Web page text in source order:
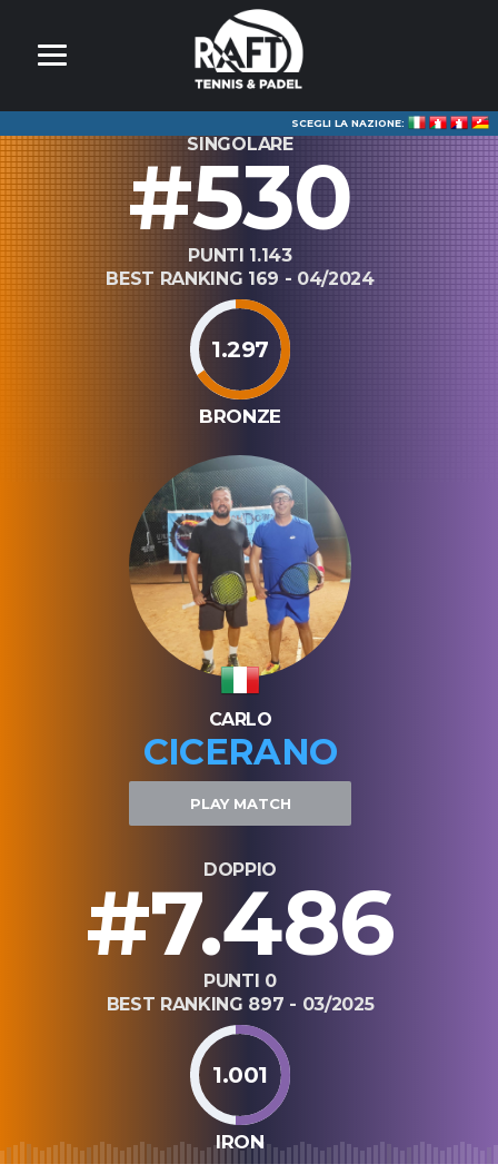
SCEGLI LA NAZIONE:
SINGOLARE
#530
PUNTI 1.143
BEST RANKING 169 - 04/2024
1.297
BRONZE
CARLO
CICERANO
PLAY MATCH
DOPPIO
#7.486
PUNTI 0
BEST RANKING 897 - 03/2025
1.001
IRON